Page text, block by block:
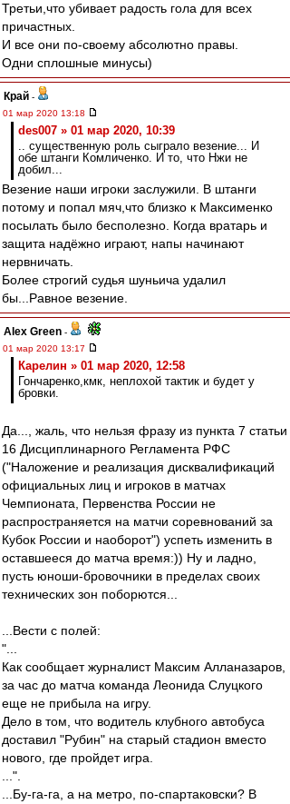
Третьи,что убивает радость гола для всех
причастных.
И все они по-своему абсолютно правы.
Одни сплошные минусы)
Край -
01 мар 2020 13:18
des007 » 01 мар 2020, 10:39
.. существенную роль сыграло везение... И
обе штанги Комличенко. И то, что Нжи не
добил...
Везение наши игроки заслужили. В штанги
потому и попал мяч,что близко к Максименко
посылать было бесполезно. Когда вратарь и
защита надёжно играют, напы начинают
нервничать.
Более строгий судья шуньича удалил
бы...Равное везение.
Alex Green -
01 мар 2020 13:17
Карелин » 01 мар 2020, 12:58
Гончаренко,кмк, неплохой тактик и будет у
бровки.
Да..., жаль, что нельзя фразу из пункта 7 статьи
16 Дисциплинарного Регламента РФС
("Наложение и реализация дисквалификаций
официальных лиц и игроков в матчах
Чемпионата, Первенства России не
распространяется на матчи соревнований за
Кубок России и наоборот") успеть изменить в
оставшееся до матча время:)) Ну и ладно,
пусть юноши-бровочники в пределах своих
технических зон поборются...
...Вести с полей:
"...
Как сообщает журналист Максим Алланазаров,
за час до матча команда Леонида Слуцкого
еще не прибыла на игру.
Дело в том, что водитель клубного автобуса
доставил "Рубин" на старый стадион вместо
нового, где пройдет игра.
...".
...Бу-га-га, а на метро, по-спартаковски? В